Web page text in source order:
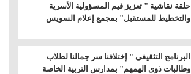
حلقة نقاشية " تعزيز قيم المسؤولية الأسرية
والتخطيط للمستقبل" بمجمع إعلام السويس
البرنامج التثقيفى " إختلافنا سر جمالنا لطلاب
وطالبات ذوى الهمهم" بمدارس التربية الخاصة